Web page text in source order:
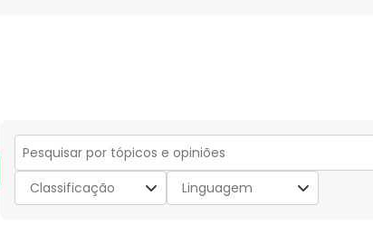
Secção
para
pesquisar
Classificação Linguagem